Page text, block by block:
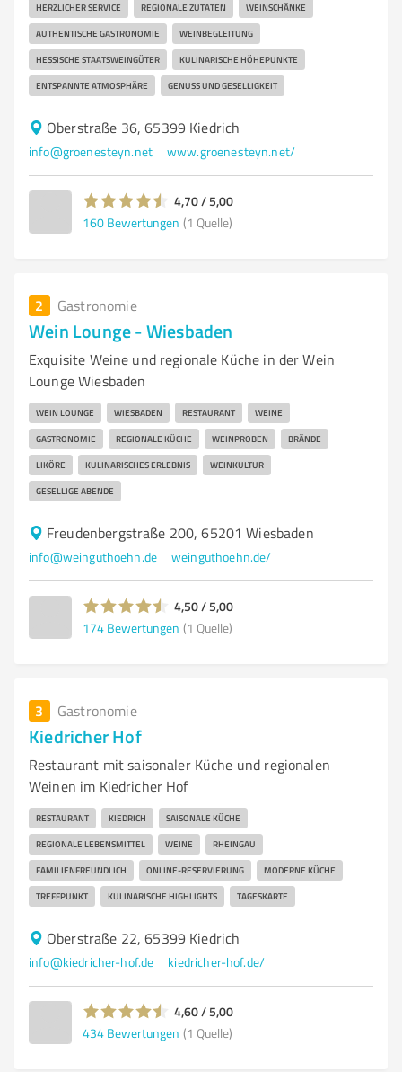
HERZLICHER SERVICE REGIONALE ZUTATEN WEINSCHÄNKE
AUTHENTISCHE GASTRONOMIE WEINBEGLEITUNG
HESSISCHE STAATSWEINGÜTER KULINARISCHE HÖHEPUNKTE
ENTSPANNTE ATMOSPHÄRE GENUSS UND GESELLIGKEIT
Oberstraße 36, 65399 Kiedrich
info@groenesteyn.net www.groenesteyn.net/
4,70 / 5,00
160 Bewertungen (1 Quelle)
2 Gastronomie
Wein Lounge - Wiesbaden
Exquisite Weine und regionale Küche in der Wein
Lounge Wiesbaden
WEIN LOUNGE WIESBADEN RESTAURANT WEINE
GASTRONOMIE REGIONALE KÜCHE WEINPROBEN BRÄNDE
LIKÖRE KULINARISCHES ERLEBNIS WEINKULTUR
GESELLIGE ABENDE
Freudenbergstraße 200, 65201 Wiesbaden
info@weinguthoehn.de weinguthoehn.de/
4,50 / 5,00
174 Bewertungen (1 Quelle)
3 Gastronomie
Kiedricher Hof
Restaurant mit saisonaler Küche und regionalen
Weinen im Kiedricher Hof
RESTAURANT KIEDRICH SAISONALE KÜCHE
REGIONALE LEBENSMITTEL WEINE RHEINGAU
FAMILIENFREUNDLICH ONLINE-RESERVIERUNG MODERNE KÜCHE
TREFFPUNKT KULINARISCHE HIGHLIGHTS TAGESKARTE
Oberstraße 22, 65399 Kiedrich
info@kiedricher-hof.de kiedricher-hof.de/
4,60 / 5,00
434 Bewertungen (1 Quelle)